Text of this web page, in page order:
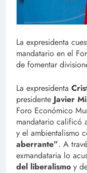
La expresidenta
mandatario en el
de fomentar
La expresidenta
presidente Javier
Foro Económico
mandatario calificó
y el ambientalismo
aberrante”. A
exmandataria lo
del liberalismo y